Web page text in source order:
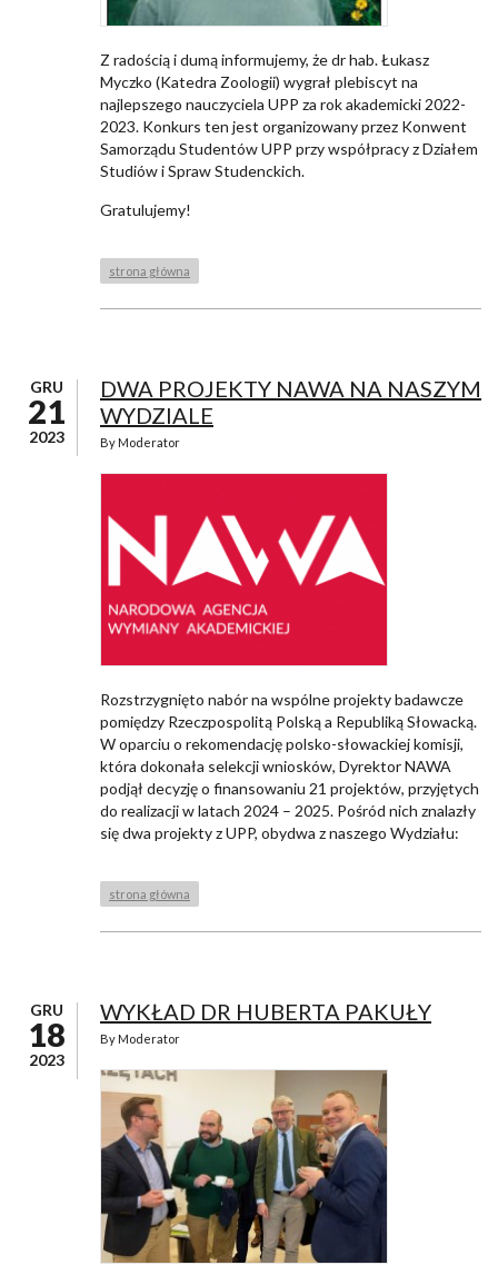
Z radością i dumą informujemy, że dr hab. Łukasz
Myczko (Katedra Zoologii) wygrał plebiscyt na
najlepszego nauczyciela UPP za rok akademicki 2022-
2023. Konkurs ten jest organizowany przez Konwent
Samorządu Studentów UPP przy współpracy z Działem
Studiów i Spraw Studenckich.
Gratulujemy!
strona główna
GRU
21
2023
DWA PROJEKTY NAWA NA NASZYM
WYDZIALE
By Moderator
Rozstrzygnięto nabór na wspólne projekty badawcze
pomiędzy Rzeczpospolitą Polską a Republiką Słowacką.
W oparciu o rekomendację polsko-słowackiej komisji,
która dokonała selekcji wniosków, Dyrektor NAWA
podjął decyzję o finansowaniu 21 projektów, przyjętych
do realizacji w latach 2024 – 2025. Pośród nich znalazły
się dwa projekty z UPP, obydwa z naszego Wydziału:
strona główna
GRU
18
2023
WYKŁAD DR HUBERTA PAKUŁY
By Moderator